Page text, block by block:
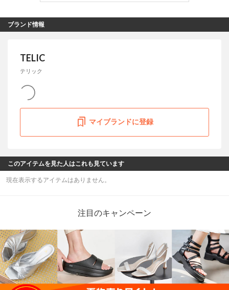
ブランド情報
TELIC
テリック
マイブランドに登録
このアイテムを見た人はこれも見ています
現在表示するアイテムはありません。
注目のキャンペーン